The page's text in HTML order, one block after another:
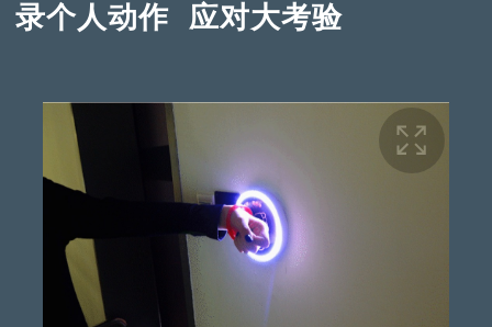
录个人动作 应对大考验